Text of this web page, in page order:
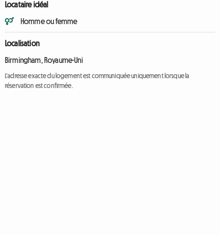
Locataire idéal
Homme ou femme
Localisation
Birmingham, Royaume-Uni
L'adresse exacte du logement est communiquée uniquement lorsque la
réservation est confirmée.